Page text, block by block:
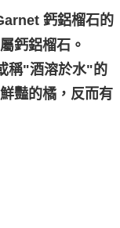
鈣鋁榴石的
鈣鋁榴石。
稱"酒溶於水"的
豔的橘，反而有